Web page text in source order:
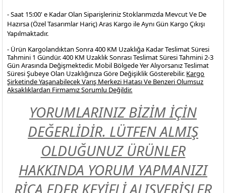
- Saat 15:00' e Kadar Olan Siparişleriniz Stoklarımızda Mevcut Ve De
Hazırsa (Özel Tasarımlar Hariç) Aras Kargo ile Aynı Gün Kargo Çıkışı
Yapılmaktadır.
- Ürün Kargolandıktan Sonra 400 KM Uzaklığa Kadar Teslimat Süresi
Tahmini 1 Gündür. 400 KM Uzaklık Sonrası Teslimat Süresi Tahmini 2-3
Gün Arasında Değişmektedir. Mobil Bölgede Yer Alıyorsanız Teslimat
Süresi Şubeye Olan Uzaklığınıza Göre Değişiklik Gösterebilir. Kargo
Şirketinde Yaşanabilecek Varış Merkezi Hatası Ve Benzeri Olumsuz
Aksaklıklardan Firmamız Sorumlu Değildir.
YORUMLARINIZ BİZİM İÇİN
DEĞERLİDİR. LÜTFEN ALMIŞ
OLDUĞUNUZ ÜRÜNLER
HAKKINDA YORUM YAPMANIZI
RİCA EDER KEYİFLİ ALIŞVERİŞLER